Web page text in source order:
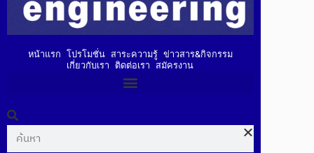
หน้าแรก โปรโมชั่น สาระความรู้ ข่าวสาร&กิจกรรม
เกี่ยวกับเรา
ติดต่อเรา สมัครงาน